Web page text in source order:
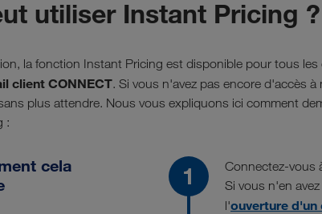
utiliser Instant Pricing ?
la fonction Instant Pricing est disponible pour tous
client CONNECT. Si vous n'avez pas encore d'accès
plus attendre. Nous vous expliquons ici comment
:
cela
Connectez-vous
Si vous n'en
l'ouverture